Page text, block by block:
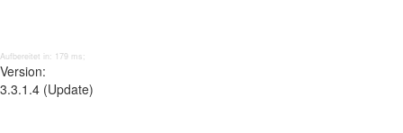
Aufbereitet in: 179 ms;
Version:
3.3.1.4 (Update)